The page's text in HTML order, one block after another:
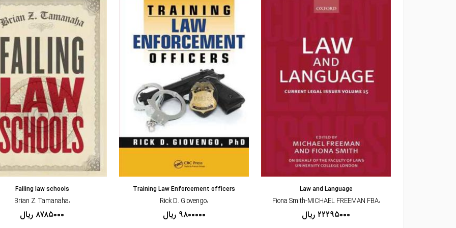
مشاهده و خرید مشاهده و خرید
Law and Language
،Fiona Smith-MICHAEL FREEMAN FBA
۲۲۲۹۵۰۰۰ ریال
مشاهده و خرید
Training Law Enforcement officers
،Rick D. Giovengo
۹۸۰۰۰۰۰ ریال
Failing law schools
،Brian Z. Tamanaha
۸۷۸۵۰۰۰ ریال